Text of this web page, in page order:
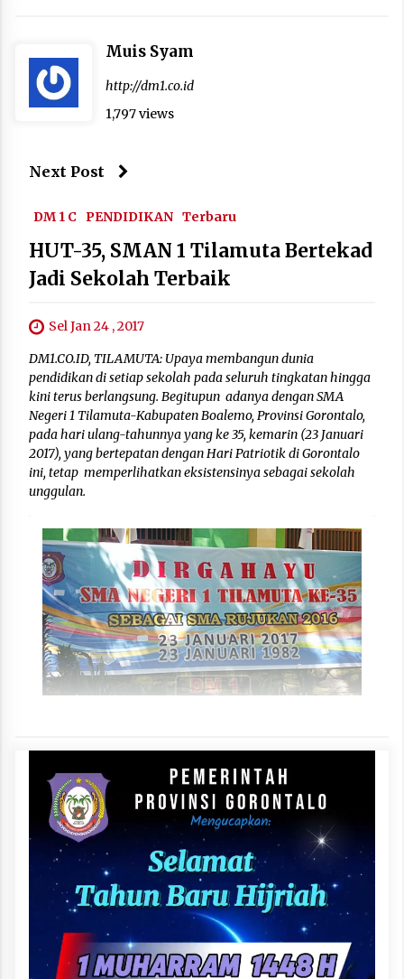
Muis Syam
http://dm1.co.id
1,797 views
Next Post
DM 1 C PENDIDIKAN Terbaru
HUT-35, SMAN 1 Tilamuta Bertekad
Jadi Sekolah Terbaik
Sel Jan 24 , 2017
DM1.CO.ID, TILAMUTA: Upaya membangun dunia
pendidikan di setiap sekolah pada seluruh tingkatan hingga
kini terus berlangsung. Begitupun adanya dengan SMA
Negeri 1 Tilamuta-Kabupaten Boalemo, Provinsi Gorontalo,
pada hari ulang-tahunnya yang ke 35, kemarin (23 Januari
2017), yang bertepatan dengan Hari Patriotik di Gorontalo
ini, tetap memperlihatkan eksistensinya sebagai sekolah
unggulan.